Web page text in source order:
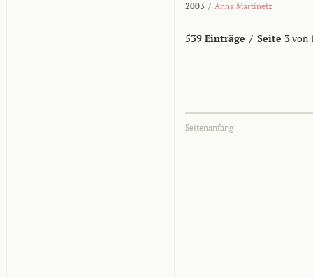
2003 / Anna Martinetz
539 Einträge / Seite 3von
Seitenanfang